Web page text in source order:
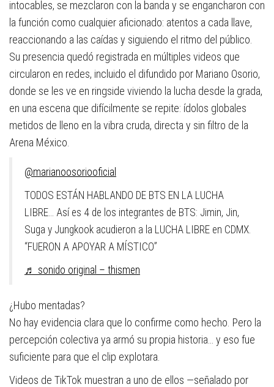
intocables, se mezclaron con la banda y se engancharon con
la función como cualquier aficionado: atentos a cada llave,
reaccionando a las caídas y siguiendo el ritmo del público.
Su presencia quedó registrada en múltiples videos que
circularon en redes, incluido el difundido por Mariano Osorio,
donde se les ve en ringside viviendo la lucha desde la grada,
en una escena que difícilmente se repite: ídolos globales
metidos de lleno en la vibra cruda, directa y sin filtro de la
Arena México.
@marianoosoriooficial
TODOS ESTÁN HABLANDO DE BTS EN LA LUCHA
LIBRE… Así es 4 de los integrantes de BTS: Jimin, Jin,
Suga y Jungkook acudieron a la LUCHA LIBRE en CDMX.
“FUERON A APOYAR A MÍSTICO”
♬ sonido original – thismen
¿Hubo mentadas?
No hay evidencia clara que lo confirme como hecho. Pero la
percepción colectiva ya armó su propia historia… y eso fue
suficiente para que el clip explotara.
Videos de TikTok muestran a uno de ellos —señalado por